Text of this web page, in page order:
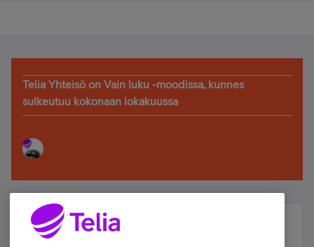
Telia Yhteisö on Vain luku -moodissa, kunnes
sulkeutuu kokonaan lokakuussa
Älä jää paitsi – osallistu ja voita!